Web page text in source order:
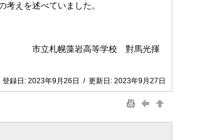
えを述べていました。
市立札幌藻岩高等学校 對馬光揮
登録日: 2023年9月26日 / 更新日: 2023年9月27日